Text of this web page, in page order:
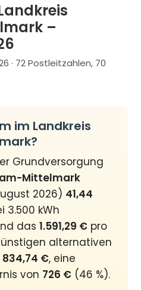
–
· 72 Postleitzahlen, 70
im Landkreis
Grundversorgung
Mittelmark
2026) 41,44
3.500 kWh
das1.591,29 € pro
alternativen
834,74 €, eine
von 726 € (46 %).